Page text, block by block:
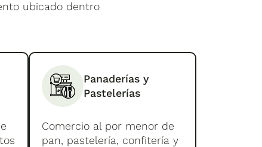
ubicado dentro
Panaderías y
Pastelerías
Comercio al por menor de
pan, pastelería, confitería y